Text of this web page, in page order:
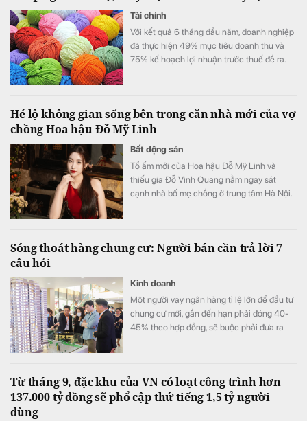
Tài chính
Với kết quả 6 tháng đầu năm, doanh nghiệp
đã thực hiện 49% mục tiêu doanh thu và
75% kế hoạch lợi nhuận trước thuế đề ra.
Hé lộ không gian sống bên trong căn nhà mới của vợ
chồng Hoa hậu Đỗ Mỹ Linh
Bất động sản
Tổ ấm mới của Hoa hậu Đỗ Mỹ Linh và
thiếu gia Đỗ Vinh Quang nằm ngay sát
cạnh nhà bố mẹ chồng ở trung tâm Hà Nội.
Sóng thoát hàng chung cư: Người bán cần trả lời 7
câu hỏi
Kinh doanh
Một người vay ngân hàng tỉ lệ lớn để đầu tư
chung cư mới, gần đến hạn phải đóng 40-
45% theo hợp đồng, sẽ buộc phải đưa ra
Từ tháng 9, đặc khu của VN có loạt công trình hơn
137.000 tỷ đồng sẽ phổ cập thứ tiếng 1,5 tỷ người
dùng